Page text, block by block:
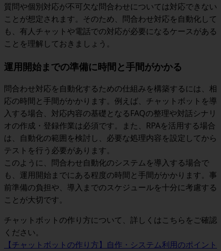
質問や個別対応が不可欠な問合わせについては対応できない
ことが想定されます。そのため、問合わせ対応を自動化して
も、有人チャットや電話での対応が必要になるケースがある
ことを理解しておきましょう。
運用開始までの準備に時間と手間がかかる
問合わせ対応を自動化するための仕組みを構築するには、相
応の時間と手間がかかります。例えば、チャットボットを導
入する場合、対応内容の基礎となるFAQの整理や対話シナリ
オの作成・登録作業は必須です。また、RPAを活用する場合
は、自動化の範囲を検討し、必要な処理内容を設定してから
テストを行う必要があります。
このように、問合わせ自動化のシステムを導入する場合で
も、運用開始までにある程度の時間と手間がかかります。事
前準備の負担や、導入までのスケジュールを十分に考慮する
ことが大切です。
チャットボットの作り方について、詳しくはこちらをご確認
ください。
【チャットボットの作り方】自作・システム利用のポイント